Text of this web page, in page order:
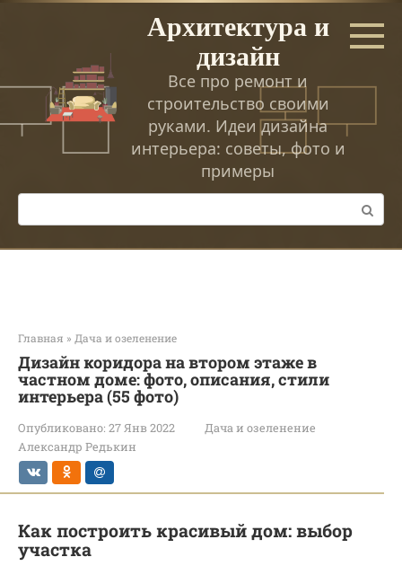
Перейти
Архитектура и
дизайн
Все про ремонт и
строительство своими
руками. Идеи дизайна
интерьера: советы, фото и
примеры
Поиск:
Главная » Дача и озеленение
Дизайн коридора на втором этаже в
частном доме: фото, описания, стили
интерьера (55 фото)
Опубликовано: 27 Янв 2022
Дача и озеленение
Александр Редькин
Как построить красивый дом: выбор
участка